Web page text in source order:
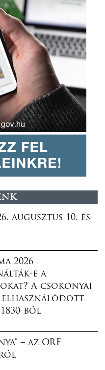
augusztus 10. és
2026
e a
A csokonyai
elhasználódott
ból
– az ORF